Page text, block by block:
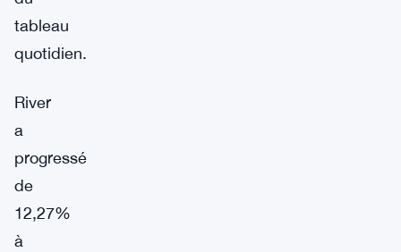
tableau
quotidien.
River
a
progressé
de
12,27%
à